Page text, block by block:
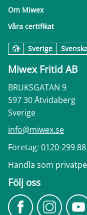
Om Miwex
Våra certifikat
Sverige
Miwex Fritid AB
BRUKSGATAN 9
597 30 Åtvidaberg
Sverige
info@miwex.se
Företag: 0120-299 88
Handla som
Följ oss